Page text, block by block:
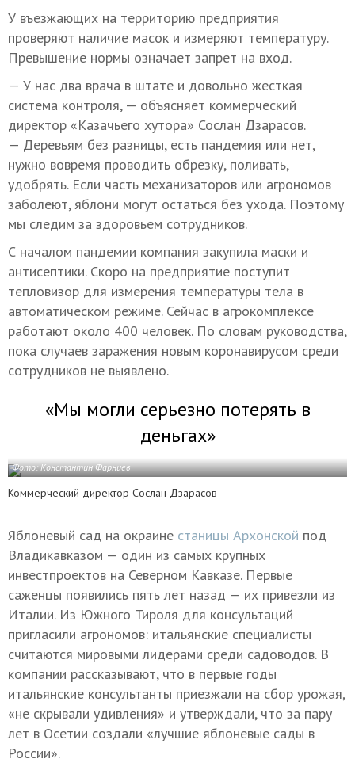
У въезжающих на территорию предприятия
проверяют наличие масок и измеряют температуру.
Превышение нормы означает запрет на вход.
— У нас два врача в штате и довольно жесткая
система контроля, — объясняет коммерческий
директор «Казачьего хутора» Сослан Дзарасов.
— Деревьям без разницы, есть пандемия или нет,
нужно вовремя проводить обрезку, поливать,
удобрять. Если часть механизаторов или агрономов
заболеют, яблони могут остаться без ухода. Поэтому
мы следим за здоровьем сотрудников.
С началом пандемии компания закупила маски и
антисептики. Скоро на предприятие поступит
тепловизор для измерения температуры тела в
автоматическом режиме. Сейчас в агрокомплексе
работают около 400 человек. По словам руководства,
пока случаев заражения новым коронавирусом среди
сотрудников не выявлено.
«Мы могли серьезно потерять в
деньгах»
Фото: Константин Фарниев
Коммерческий директор Сослан Дзарасов
Яблоневый сад на окраине станицы Архонской под
Владикавказом — один из самых крупных
инвестпроектов на Северном Кавказе. Первые
саженцы появились пять лет назад — их привезли из
Италии. Из Южного Тироля для консультаций
пригласили агрономов: итальянские специалисты
считаются мировыми лидерами среди садоводов. В
компании рассказывают, что в первые годы
итальянские консультанты приезжали на сбор урожая,
«не скрывали удивления» и утверждали, что за пару
лет в Осетии создали «лучшие яблоневые сады в
России».